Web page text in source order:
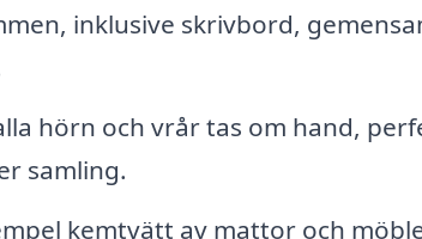
inklusive skrivbord,
hörn och vrår tas om hand,
samling.
kemtvätt av mattor och